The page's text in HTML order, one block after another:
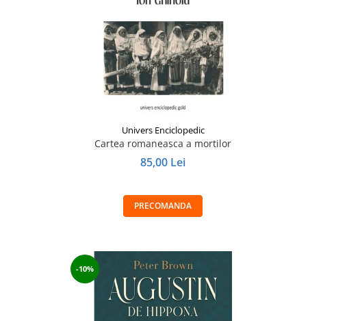
Univers Enciclopedic
Cartea romaneasca a mortilor
85,00 Lei
PRECOMANDA
-10%